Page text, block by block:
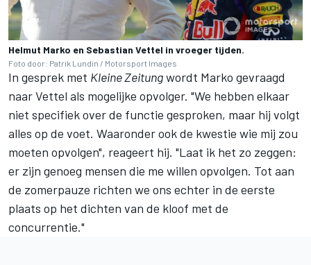
Helmut Marko en Sebastian Vettel in vroeger tijden.
Foto door: Patrik Lundin / Motorsport Images
In gesprek met Kleine Zeitungwordt Marko gevraagd
naar Vettel als mogelijke opvolger. "We hebben elkaar
niet specifiek over de functie gesproken, maar hij volgt
alles op de voet. Waaronder ook de kwestie wie mij zou
moeten opvolgen", reageert hij. "Laat ik het zo zeggen:
er zijn genoeg mensen die me willen opvolgen. Tot aan
de zomerpauze richten we ons echter in de eerste
plaats op het dichten van de kloof met de
concurrentie."